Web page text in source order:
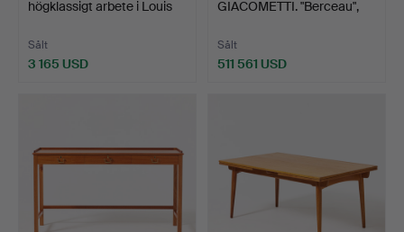
högklassigt arbete i Louis
Sålt
3 165 USD
GIACOMETTI. "Berceau",
Sålt
511 561 USD